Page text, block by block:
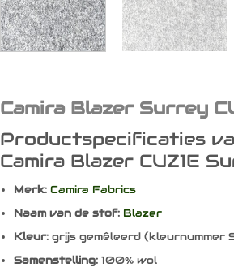
Camira Blazer Surrey
Productspecificaties
Camira Blazer CUZ1E
Merk:Camira Fabrics
Naam van de stof: Blazer
Kleur:grijs gemêleerd (kleurnummer
Samenstelling: 100% wol